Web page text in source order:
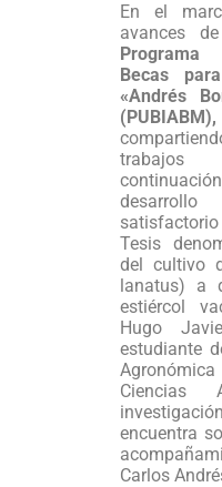
En el
avances
Becas
«Andrés
(PUBIABM),
trabajos
Tesis
del cultivo
lanatus) a
estiércol
Hugo
estudiante
Ciencias
encuentra
Carlos